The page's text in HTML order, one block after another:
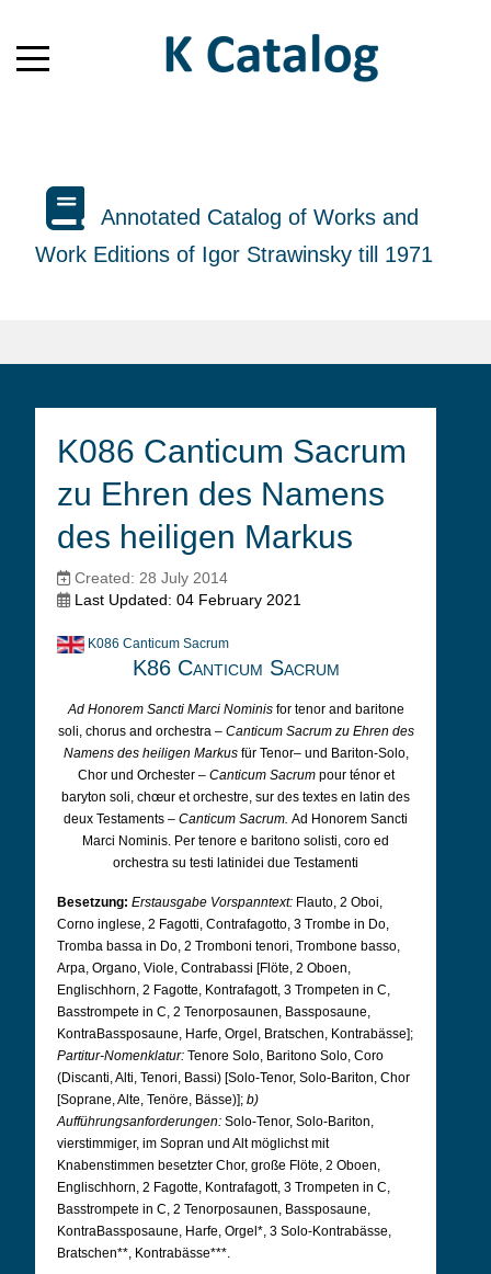
Annotated Catalog of Works and
Work Editions of Igor Strawinsky till 1971
K086 Canticum Sacrum
zu Ehren des Namens
des heiligen Markus
Created: 28 July 2014
Last Updated: 04 February 2021
K086 Canticum Sacrum
K86 Canticum Sacrum
Ad Honorem Sancti Marci Nominis for tenor and baritone
soli, chorus and orchestra – Canticum Sacrum zu Ehren des
Namens des heiligen Markusfür Tenor– und Bariton-Solo,
Chor und Orchester – Canticum Sacrum pour ténor et
baryton soli, chœur et orchestre, sur des textes en latin des
deux Testaments – Canticum Sacrum. Ad Honorem Sancti
Marci Nominis. Per tenore e baritono solisti, coro ed
orchestra su testi latinidei due Testamenti
Besetzung: Erstausgabe Vorspanntext: Flauto, 2 Oboi,
Corno inglese, 2 Fagotti, Contrafagotto, 3 Trombe in Do,
Tromba bassa in Do, 2 Tromboni tenori, Trombone basso,
Arpa, Organo, Viole, Contrabassi [Flöte, 2 Oboen,
Englischhorn, 2 Fagotte, Kontrafagott, 3 Trompeten in C,
Basstrompete in C, 2 Tenorposaunen, Bassposaune,
KontraBassposaune, Harfe, Orgel, Bratschen, Kontrabässe];
Partitur-Nomenklatur: Tenore Solo, Baritono Solo, Coro
(Discanti, Alti, Tenori, Bassi) [Solo-Tenor, Solo-Bariton, Chor
[Soprane, Alte, Tenöre, Bässe)]; b)
Aufführungsanforderungen: Solo-Tenor, Solo-Bariton,
vierstimmiger, im Sopran und Alt möglichst mit
Knabenstimmen besetzter Chor, große Flöte, 2 Oboen,
Englischhorn, 2 Fagotte, Kontrafagott, 3 Trompeten in C,
Basstrompete in C, 2 Tenorposaunen, Bassposaune,
KontraBassposaune, Harfe, Orgel*, 3 Solo-Kontrabässe,
Bratschen**, Kontrabässe***.